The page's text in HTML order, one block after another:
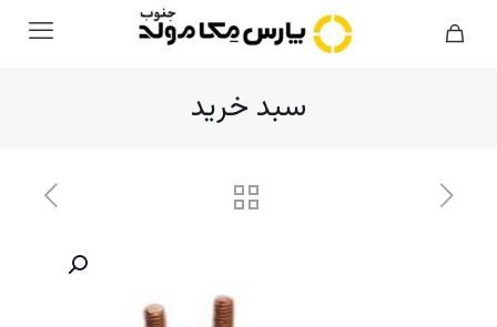
سبد خرید